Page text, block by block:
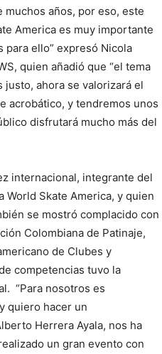
muchos años, por eso, este
America es muy importante
para ello” expresó Nicola
quien añadió que “el tema
justo, ahora se valorizará el
acrobático, y tendremos unos
disfrutará mucho más del
internacional, integrante del
Skate America, y quien
se mostró complacido con
Colombiana de Patinaje,
de Clubes y
competencias tuvo la
“Para nosotros es
quiero hacer un
Herrera Ayala, nos ha
un gran evento con